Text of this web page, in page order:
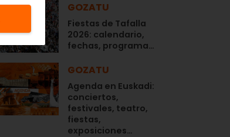
GOZATU
Fiestas de Tafalla
2026: calendario,
fechas, programa…
GOZATU
Agenda en Euskadi:
conciertos,
festivales, teatro,
fiestas,
exposiciones…